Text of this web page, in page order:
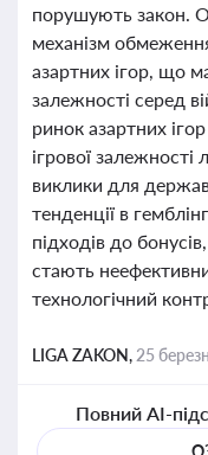
порушують закон.
механізм
азартних ігор, що
залежності серед
ринок азартних
ігрової
виклики для
тенденції в
підходів до
стають
технологічний
LIGA ZAKON, 25
Повний AI-